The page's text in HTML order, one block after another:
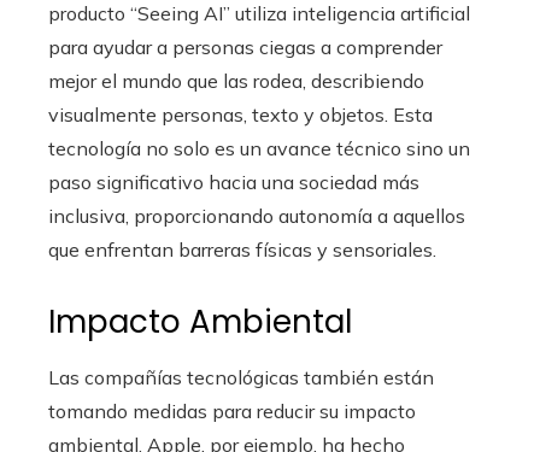
producto “Seeing AI” utiliza inteligencia artificial
para ayudar a personas ciegas a comprender
mejor el mundo que las rodea, describiendo
visualmente personas, texto y objetos. Esta
tecnología no solo es un avance técnico sino un
paso significativo hacia una sociedad más
inclusiva, proporcionando autonomía a aquellos
que enfrentan barreras físicas y sensoriales.
Impacto Ambiental
Las compañías tecnológicas también están
tomando medidas para reducir su impacto
ambiental. Apple, por ejemplo, ha hecho